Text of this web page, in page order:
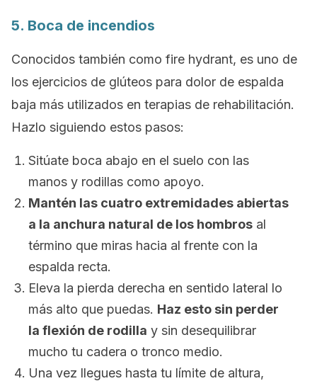
5. Boca de incendios
Conocidos también como fire hydrant, es uno de
los ejercicios de glúteos para dolor de espalda
baja más utilizados en terapias de rehabilitación.
Hazlo siguiendo estos pasos:
Sitúate boca abajo en el suelo con las
manos y rodillas como apoyo.
Mantén las cuatro extremidades abiertas
a la anchura natural de los hombros al
término que miras hacia al frente con la
espalda recta.
Eleva la pierda derecha en sentido lateral lo
más alto que puedas. Haz esto sin perder
la flexión de rodilla y sin desequilibrar
mucho tu cadera o tronco medio.
Una vez llegues hasta tu límite de altura,